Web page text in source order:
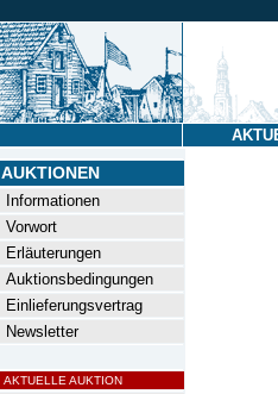
AUKTIONEN
Informationen
Vorwort
Erläuterungen
Auktionsbedingungen
Einlieferungsvertrag
Newsletter
AKTUELLE AUKTION